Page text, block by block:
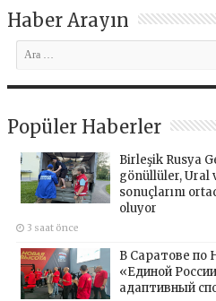
Haber Arayın
Popüler Haberler
Birleşik Rusya
gönüllüler, Ural
sonuçlarını
oluyor
3 saat önce
В Саратове по
«Единой
адаптивный